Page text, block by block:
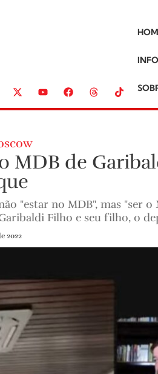
MDB de
"estar no MDB", mas "ser o
Filho e seu filho, o
2022